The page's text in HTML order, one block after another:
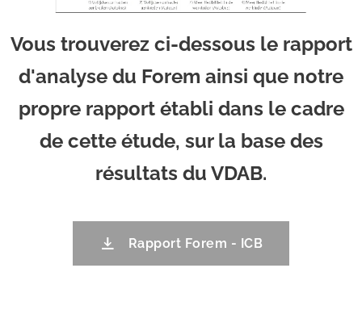
Vous trouverez ci-dessous le rapport
d'analyse du Forem ainsi que notre
propre rapport établi dans le cadre
de cette étude, sur la base des
résultats du VDAB.
Rapport Forem - ICB